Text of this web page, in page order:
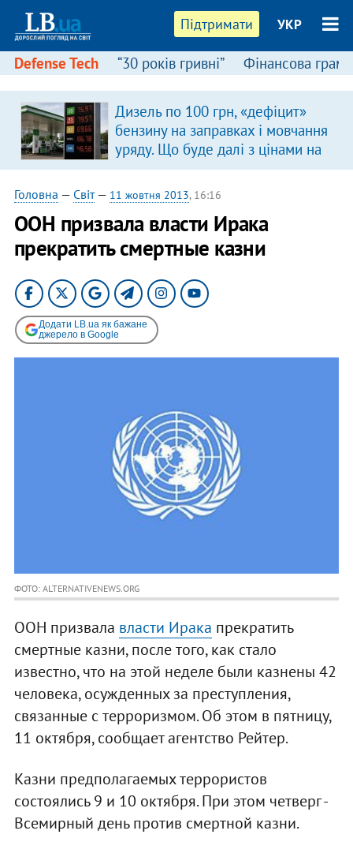
Підтримати УКР
Defense Tech “30 років гривні” Фінансова
Дизель по 100 грн, «дефіцит»
бензину на заправках і мовчання
уряду. Що буде далі з цінами на
пальне?
Головна — Світ— 11 жовтня 2013, 16:16
ООН призвала власти Ирака
прекратить смертные казни
Додати LB.ua як бажане
джерело в Google
ФОТО: ALTERNATIVENEWS.ORG
ООН призвала власти Ирака прекратить
смертные казни, после того, как стало
известно, что на этой неделе были казнены 42
человека, осужденных за преступления,
связанные с терроризмом. Об этом в пятницу,
11 октября, сообщает агентство Рейтер.
Казни предполагаемых террористов
состоялись 9 и 10 октября. При этом четверг -
Всемирный день против смертной казни.